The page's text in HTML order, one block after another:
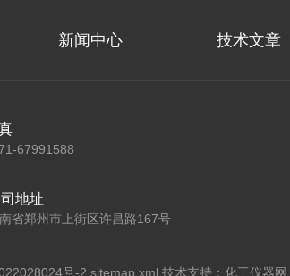
新闻中心 技术文章
67991588
地址
省郑州市上街区许昌路167号
号-2 sitemap.xml 技术支持： 化工仪器网